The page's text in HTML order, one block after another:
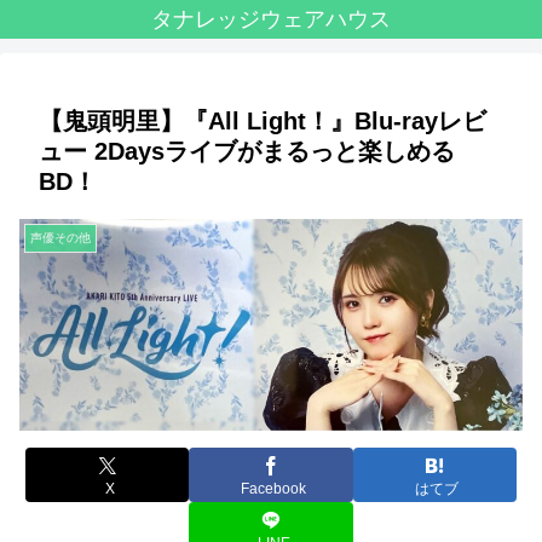
タナレッジウェアハウス
【鬼頭明里】『All Light！』Blu-rayレビ
ュー 2Daysライブがまるっと楽しめる
BD！
声優その他
X Facebook はてブ